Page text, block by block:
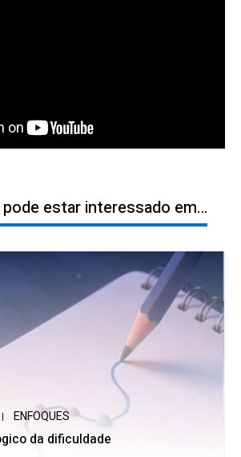
estar interessado em…
ENFOQUES
da dificuldade